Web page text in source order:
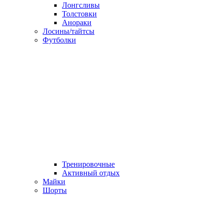
Лонгсливы
Толстовки
Анораки
Лосины/тайтсы
Футболки
Тренировочные
Активный отдых
Майки
Шорты